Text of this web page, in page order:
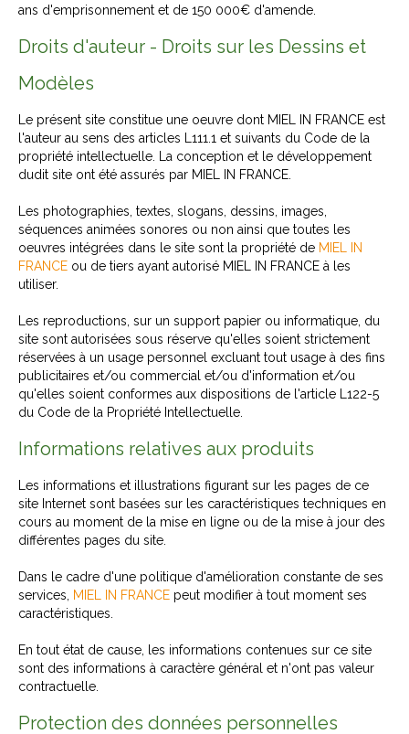
ans d'emprisonnement et de 150 000€ d'amende.
Droits d'auteur - Droits sur les Dessins et
Modèles
Le présent site constitue une oeuvre dont MIEL IN FRANCE est
l'auteur au sens des articles L111.1 et suivants du Code de la
propriété intellectuelle. La conception et le développement
dudit site ont été assurés par MIEL IN FRANCE.
Les photographies, textes, slogans, dessins, images,
séquences animées sonores ou non ainsi que toutes les
oeuvres intégrées dans le site sont la propriété de MIEL IN
FRANCE ou de tiers ayant autorisé MIEL IN FRANCE à les
utiliser.
Les reproductions, sur un support papier ou informatique, du
site sont autorisées sous réserve qu'elles soient strictement
réservées à un usage personnel excluant tout usage à des fins
publicitaires et/ou commercial et/ou d'information et/ou
qu'elles soient conformes aux dispositions de l'article L122-5
du Code de la Propriété Intellectuelle.
Informations relatives aux produits
Les informations et illustrations figurant sur les pages de ce
site Internet sont basées sur les caractéristiques techniques en
cours au moment de la mise en ligne ou de la mise à jour des
différentes pages du site.
Dans le cadre d'une politique d'amélioration constante de ses
services,
MIEL IN FRANCE peut modifier à tout moment ses
caractéristiques.
En tout état de cause, les informations contenues sur ce site
sont des informations à caractère général et n'ont pas valeur
contractuelle.
Protection des données personnelles